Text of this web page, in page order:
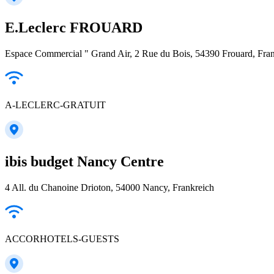
E.Leclerc FROUARD
Espace Commercial " Grand Air, 2 Rue du Bois, 54390 Frouard,
A-LECLERC-GRATUIT
ibis budget Nancy Centre
4 All. du Chanoine Drioton, 54000 Nancy, Frankreich
ACCORHOTELS-GUESTS